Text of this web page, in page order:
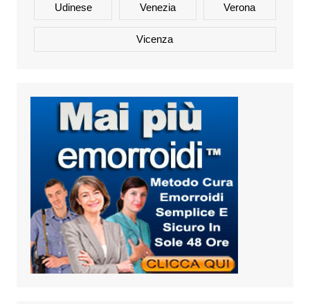
Udinese Venezia Verona
Vicenza